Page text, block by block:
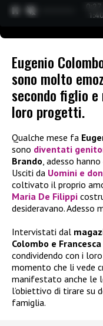
1:40
Eugenio
sono molto
secondo figlio
loro progetti.
Qualche mese fa
sono diventati
Brando, adesso
Usciti da Uomini e
coltivato il proprio
Maria De Filippi
desideravano. Adesso
Intervistati dal
Colombo e
condividendo con i
momento che li vede
manifestato anche le
l’obiettivo di tirare su
famiglia.